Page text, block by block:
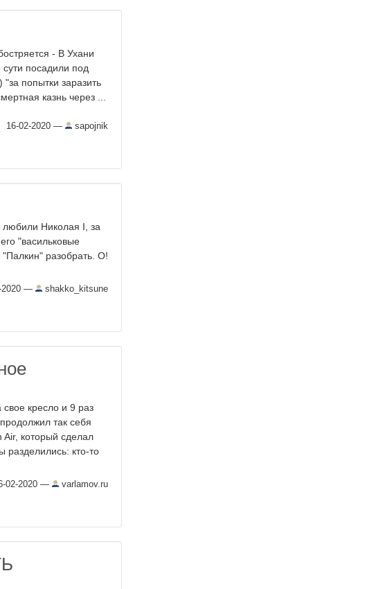
- В Ухани
посадили под
попытки заразить
казнь через ...
16-02-2020 — sapojnik
Николая I, за
"васильковые
разобрать. О!
— shakko_kitsune
кресло и 9 раз
так себя
который сделал
кто-то
02-2020 — varlamov.ru